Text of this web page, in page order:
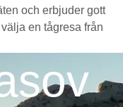
och erbjuder gott
en tågresa från